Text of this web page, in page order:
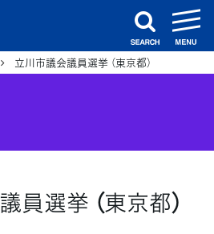
search
立川市議会議員選挙 （東京都）
員選挙 （東京都）